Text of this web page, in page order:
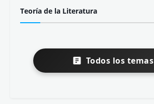
Teoría de la Literatura
Todos los temas